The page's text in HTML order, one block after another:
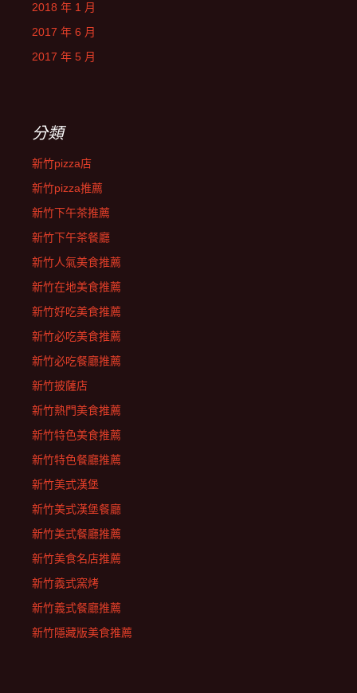
2018 年 1 月
2017 年 6 月
2017 年 5 月
分類
新竹pizza店
新竹pizza推薦
新竹下午茶推薦
新竹下午茶餐廳
新竹人氣美食推薦
新竹在地美食推薦
新竹好吃美食推薦
新竹必吃美食推薦
新竹必吃餐廳推薦
新竹披薩店
新竹熱門美食推薦
新竹特色美食推薦
新竹特色餐廳推薦
新竹美式漢堡
新竹美式漢堡餐廳
新竹美式餐廳推薦
新竹美食名店推薦
新竹義式窯烤
新竹義式餐廳推薦
新竹隱藏版美食推薦